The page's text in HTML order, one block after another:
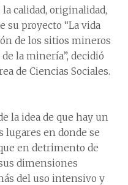
calidad, originalidad,
su proyecto “La vida
de los sitios mineros
la minería”, decidió
de Ciencias Sociales.
la idea de que hay un
lugares en donde se
en detrimento de
dimensiones
del uso intensivo y